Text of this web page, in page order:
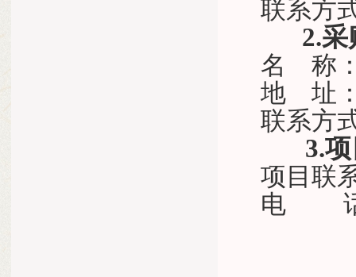
联系方
2.
名
称
地
址
联系方
3.
项目联
电